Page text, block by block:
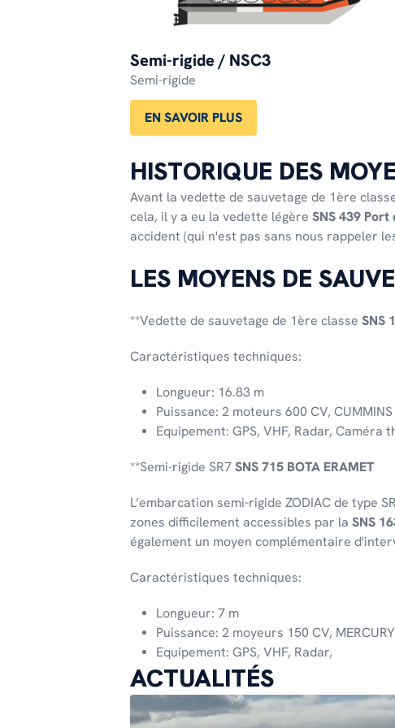
Semi-rigide / NSC3
Semi-rigide
EN SAVOIR PLUS
HISTORIQUE DES
Avant la vedette de sauvetage de 1ère
cela, il y a eu la vedette légère SNS 439 Port
accident (qui n'est pas sans nous rappeler
LES MOYENS DE
**Vedette de sauvetage de 1ère classe SNS
Caractéristiques techniques:
Longueur: 16.83 m
Puissance: 2 moteurs 600 CV, CUMMINS
Equipement: GPS, VHF, Radar, Caméra
**Semi-rigide SR7 SNS 715 BOTA ERAMET
L’embarcation semi-rigide ZODIAC de type
zones difficilement accessibles par la SNS
également un moyen complémentaire
Caractéristiques techniques:
Longueur: 7 m
Puissance: 2 moyeurs 150 CV, MERCURY
Equipement: GPS, VHF, Radar,
ACTUALITÉS